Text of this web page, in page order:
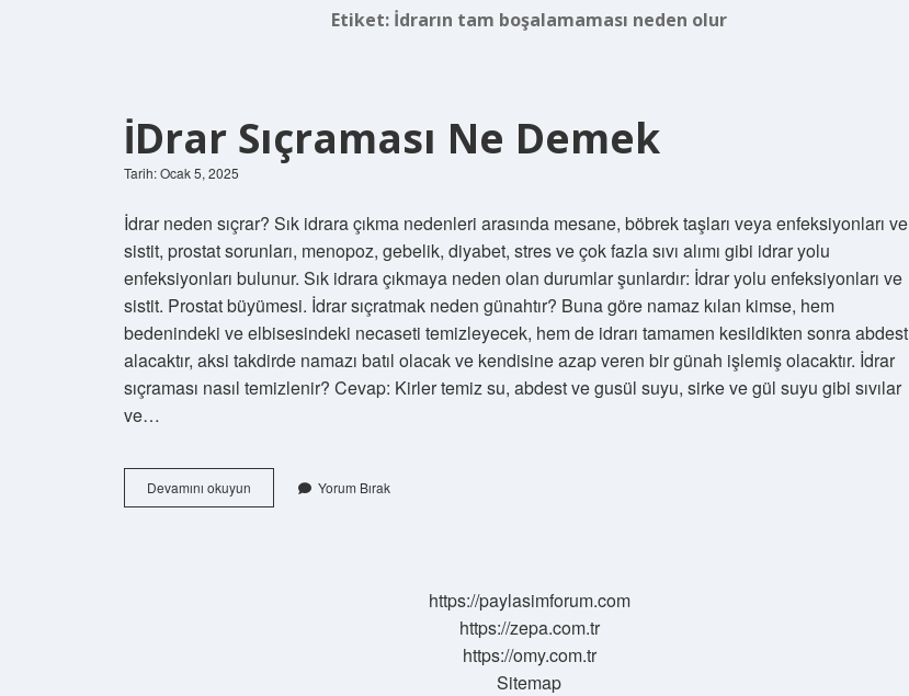
Etiket: İdrarın tam boşalamaması neden olur
İDrar Sıçraması Ne Demek
Tarih: Ocak 5, 2025
İdrar neden sıçrar? Sık idrara çıkma nedenleri arasında mesane, böbrek taşları veya enfeksiyonları ve
sistit, prostat sorunları, menopoz, gebelik, diyabet, stres ve çok fazla sıvı alımı gibi idrar yolu
enfeksiyonları bulunur. Sık idrara çıkmaya neden olan durumlar şunlardır: İdrar yolu enfeksiyonları ve
sistit. Prostat büyümesi. İdrar sıçratmak neden günahtır? Buna göre namaz kılan kimse, hem
bedenindeki ve elbisesindeki necaseti temizleyecek, hem de idrarı tamamen kesildikten sonra abdest
alacaktır, aksi takdirde namazı batıl olacak ve kendisine azap veren bir günah işlemiş olacaktır. İdrar
sıçraması nasıl temizlenir? Cevap: Kirler temiz su, abdest ve gusül suyu, sirke ve gül suyu gibi sıvılar
ve…
Devamını okuyun
Sıçraması
Yorum Bırak
https://paylasimforum.com
https://zepa.com.tr
https://omy.com.tr
Sitemap